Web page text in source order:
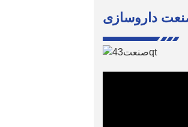
داروسازی